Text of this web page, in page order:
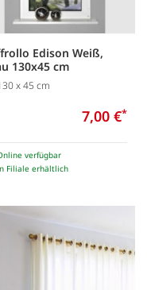
Edison Weiß,
130x45 cm
x 45 cm
7,00 €*
verfügbar
Filiale erhältlich